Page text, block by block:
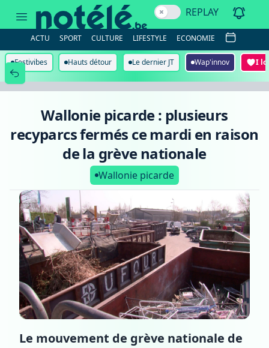
picarde
recyparcs
fermés
ce
mardi
en
raison
REPLAY
ACTU SPORT CULTURE LIFESTYLE ECONOMIE
Festivibes Hauts détour Le dernier JT Wap'innov I
Wallonie picarde : plusieurs
recyparcs fermés ce mardi en raison
de la grève nationale
Wallonie picarde
Le mouvement de grève nationale de